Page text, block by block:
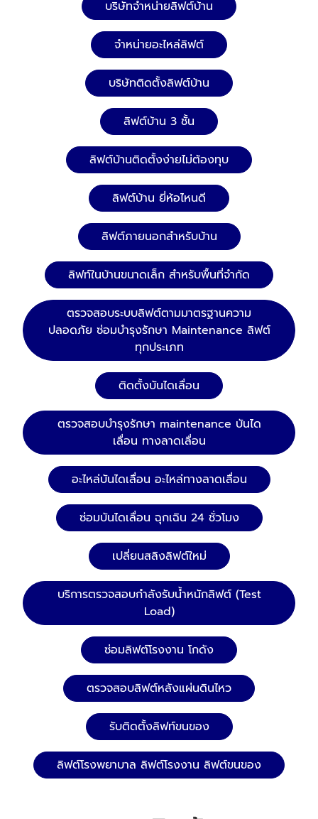
ความปลอดภัย เตรียมเปลี่ยนสลิงลิฟต์โดยสารใหม่ และ
เปลี่ยนอุปกรณ์อะไหล่ลิฟต์ที่ชำรุด เปลี่ยนสลิงลิฟต์
โดยสาร และเปลี่ยนอุปกรณ์อะไหล่ลิฟต์ที่ชำรุดใหม่ ให้
บริการปรึกษาลิฟต์ บันไดเลื่อน ทางเลื่อน ทางลาดเลื่อน
โดยทีมงานมืออาชีพ Tel : 02-964-8125, 088-628-
9290, 083-837-8454, 095-952-7523 Line ID:
วงจรด้านงานติดตั้งและเปลี่ยนอะไหล่ลิฟต์ - บันไดเลื่อน
สามารถดูข้อมูลบริษัทเพิ่มเติมได้ที่นี้ คลิกดู Company
profile บริษัท เอ็น.พี.เอส.พลัส จำกัด
บริษัทจำหน่ายลิฟต์บ้าน
จำหน่ายอะไหล่ลิฟต์
บริษัทติดตั้งลิฟต์บ้าน
ลิฟต์บ้าน 3 ชั้น
ลิฟต์บ้านติดตั้งง่ายไม่ต้องทุบ
ลิฟต์บ้าน ยี่ห้อไหนดี
ลิฟต์ภายนอกสำหรับบ้าน
ลิฟท์ในบ้านขนาดเล็ก สำหรับพื้นที่จำกัด
ตรวจสอบระบบลิฟต์ตามมาตรฐานความ
ปลอดภัย ซ่อมบำรุงรักษา Maintenance ลิฟต์
ทุกประเภท
ติดตั้งบันไดเลื่อน
ตรวจสอบบำรุงรักษา maintenance บันได
เลื่อน ทางลาดเลื่อน
อะไหล่บันไดเลื่อน อะไหล่ทางลาดเลื่อน
ซ่อมบันไดเลื่อน ฉุกเฉิน 24 ชั่วโมง
เปลี่ยนสลิงลิฟต์ใหม่
บริการตรวจสอบกำลังรับน้ำหนักลิฟต์ (Test
Load)
ซ่อมลิฟต์โรงงาน โกดัง
ตรวจสอบลิฟต์หลังแผ่นดินไหว
รับติดตั้งลิฟท์ขนของ
ลิฟต์โรงพยาบาล ลิฟต์โรงงาน ลิฟต์ขนของ